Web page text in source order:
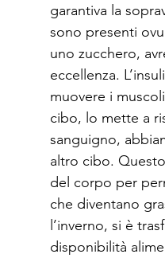
garantiva la
sono presenti
uno zucchero,
eccellenza.
muovere i
cibo, lo mette a
sanguigno,
altro cibo.
del corpo per
che diventano
l’inverno, si è
disponibilità